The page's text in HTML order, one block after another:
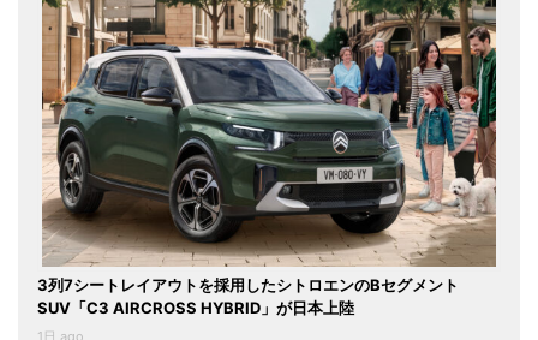
3列7シートレイアウトを採用したシトロエンのBセグメント
SUV「C3 AIRCROSS HYBRID」が日本上陸